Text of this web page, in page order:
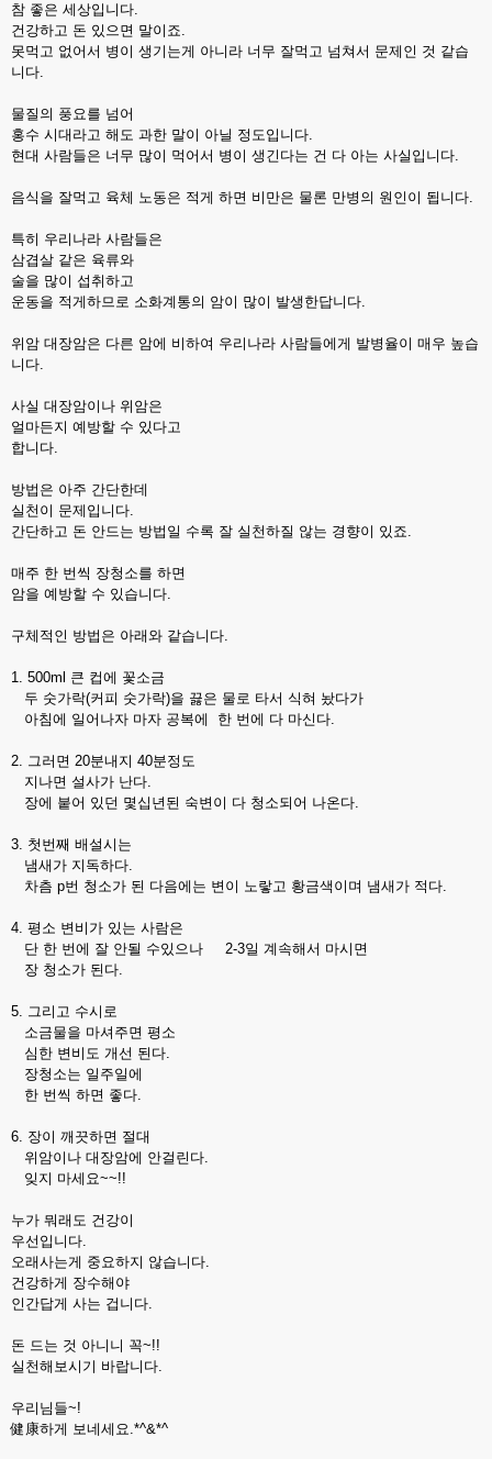
참 좋은 세상입니다.
건강하고 돈 있으면 말이죠.
못먹고 없어서 병이 생기는게 아니라 너무 잘먹고 넘쳐서 문제인 것 같습
니다.
물질의 풍요를 넘어
홍수 시대라고 해도 과한 말이 아닐 정도입니다.
현대 사람들은 너무 많이 먹어서 병이 생긴다는 건 다 아는 사실입니다.
음식을 잘먹고 육체 노동은 적게 하면 비만은 물론 만병의 원인이 됩니다.
특히 우리나라 사람들은
삼겹살 같은 육류와
술을 많이 섭취하고
운동을 적게하므로 소화계통의 암이 많이 발생한답니다.
위암 대장암은 다른 암에 비하여 우리나라 사람들에게 발병율이 매우 높습
니다.
사실 대장암이나 위암은
얼마든지 예방할 수 있다고
합니다.
방법은 아주 간단한데
실천이 문제입니다.
간단하고 돈 안드는 방법일 수록 잘 실천하질 않는 경향이 있죠.
매주 한 번씩 장청소를 하면
암을 예방할 수 있습니다.
구체적인 방법은 아래와 같습니다.
1. 500ml 큰 컵에 꽃소금
두 숫가락(커피 숫가락)을 끓은 물로 타서 식혀 놨다가
아침에 일어나자 마자 공복에 한 번에 다 마신다.
2. 그러면 20분내지 40분정도
지나면 설사가 난다.
장에 붙어 있던 몇십년된 숙변이 다 청소되어 나온다.
3. 첫번째 배설시는
냄새가 지독하다.
차츰 p번 청소가 된 다음에는 변이 노랗고 황금색이며 냄새가 적다.
4. 평소 변비가 있는 사람은
단 한 번에 잘 안될 수있으나 2-3일 계속해서 마시면
장 청소가 된다.
5. 그리고 수시로
소금물을 마셔주면 평소
심한 변비도 개선 된다.
장청소는 일주일에
한 번씩 하면 좋다.
6. 장이 깨끗하면 절대
위암이나 대장암에 안걸린다.
잊지 마세요~~!!
누가 뭐래도 건강이
우선입니다.
오래사는게 중요하지 않습니다.
건강하게 장수해야
인간답게 사는 겁니다.
돈 드는 것 아니니 꼭~!!
실천해보시기 바랍니다.
우리님들~!
健康하게 보네세요.*^&*^